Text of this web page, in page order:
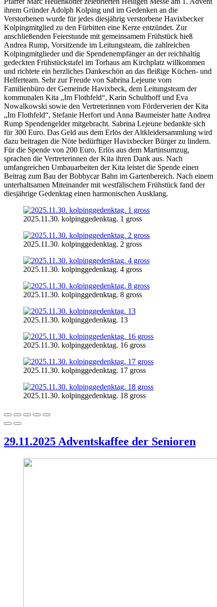
ihrem Gründer Adolph Kolping und im Gedenken an die
Verstorbenen wurde für jedes diesjährig verstorbene Havixbecker
Kolpingmitglied zu den Fürbitten eine Kerze entzündet. Zur
anschließenden Feierstunde mit gemeinsamem Frühstück hieß
Andrea Rump, Vorsitzende im Leitungsteam, die zahlreichen
Kolpingmitglieder und die Spendenempfänger an der reichhaltig
gedeckten Frühstückstafel im Torhaus am Kirchplatz willkommen
und richtete ein herzliches Dankeschön an das fleißige Küchen- und
Helferteam. Sehr zur Freude von Sabrina Lejeune vom
Familienbüro der Gemeinde Havixbeck, dem Leitungsteam der
kommunalen Kita „Im Flothfeld“, Karin Schulthoff und Eva
Nowalkowski sowie den Vertreterinnen vom Förderverien der Kita
„Im Flothfeld“, Stefanie Herfort und Anna Baumeister hatte Andrea
Rump Spendengelder mitgebracht. Sabrina Lejeune bedankte sich
für 300 Euro. Das Geld aus dem Erlös der Altkleidersammlung wird
dazu beitragen die Nöte bedürftiger Havixbecker Bürger zu lindern.
Für die Spende von 200 Euro, Erlös aus dem Martinsumzug,
sprachen die Vertreterinnen der Kita ihren Dank aus. Nach
umfangreichen Umbauarbeiten der Kita leistet die Spende einen
Beitrag zum Bau der Bobbycar Bahn im Gartenbereich. Nach einem
unterhaltsamen Miteinander mit westfälischem Frühstück fand der
diesjährige Gedenktag einen harmonischen Ausklang.
2025.11.30. kolpinggedenktag. 1 gross
2025.11.30. kolpinggedenktag. 2 gross
2025.11.30. kolpinggedenktag. 4 gross
2025.11.30. kolpinggedenktag. 8 gross
2025.11.30. kolpinggedenktag. 13
2025.11.30. kolpinggedenktag. 16 gross
2025.11.30. kolpinggedenktag. 17 gross
2025.11.30. kolpinggedenktag. 18 gross
29.11.2025 Adventskaffee der Senioren